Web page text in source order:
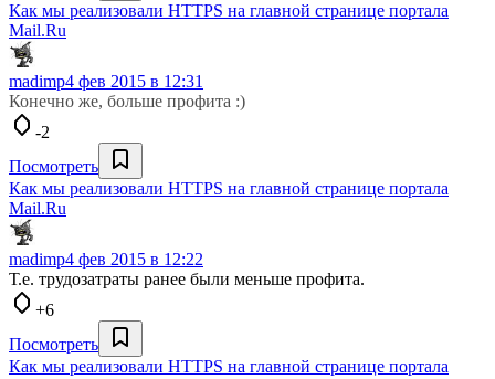
Как мы реализовали HTTPS на главной странице портала
Mail.Ru
madimp4 фев 2015 в 12:31
Конечно же, больше профита :)
-2
Посмотреть
Как мы реализовали HTTPS на главной странице портала
Mail.Ru
madimp4 фев 2015 в 12:22
Т.е. трудозатраты ранее были меньше профита.
+6
Посмотреть
Как мы реализовали HTTPS на главной странице портала